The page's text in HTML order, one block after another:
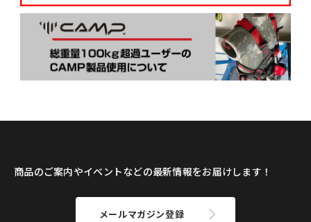
商品のご案内やイベントなどの最新情報をお届けします！
メールマガジン登録